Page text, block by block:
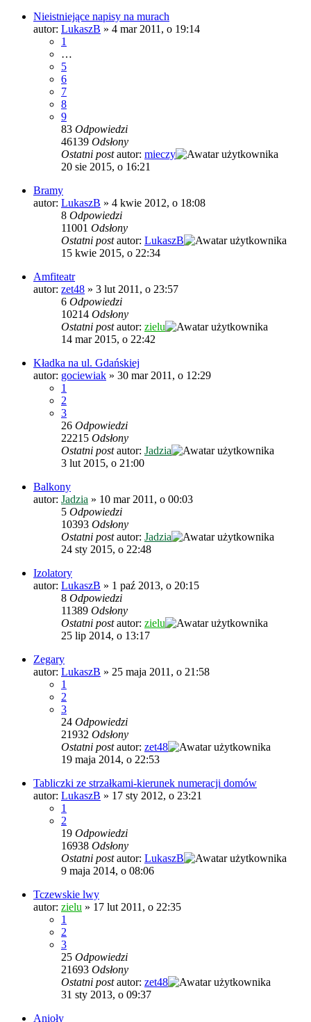
Nieistniejące napisy na murach
autor: LukaszB » 4 mar 2011, o 19:14
1
…
5
6
7
8
9
83 Odpowiedzi
46139 Odsłony
Ostatni postautor: mieczy
20 sie 2015, o 16:21
Bramy
autor: LukaszB » 4 kwie 2012, o 18:08
8 Odpowiedzi
11001 Odsłony
Ostatni postautor: LukaszB
15 kwie 2015, o 22:34
Amfiteatr
autor: zet48 » 3 lut 2011, o 23:57
6 Odpowiedzi
10214 Odsłony
Ostatni postautor: zielu
14 mar 2015, o 22:42
Kładka na ul. Gdańskiej
autor: gociewiak » 30 mar 2011, o 12:29
1
2
3
26 Odpowiedzi
22215 Odsłony
Ostatni postautor: Jadzia
3 lut 2015, o 21:00
Balkony
autor: Jadzia » 10 mar 2011, o 00:03
5 Odpowiedzi
10393 Odsłony
Ostatni postautor: Jadzia
24 sty 2015, o 22:48
Izolatory
autor: LukaszB » 1 paź 2013, o 20:15
8 Odpowiedzi
11389 Odsłony
Ostatni postautor: zielu
25 lip 2014, o 13:17
Zegary
autor: LukaszB » 25 maja 2011, o 21:58
1
2
3
24 Odpowiedzi
21932 Odsłony
Ostatni postautor: zet48
19 maja 2014, o 22:53
Tabliczki ze strzałkami-kierunek numeracji domów
autor: LukaszB » 17 sty 2012, o 23:21
1
2
19 Odpowiedzi
16938 Odsłony
Ostatni postautor: LukaszB
9 maja 2014, o 08:06
Tczewskie lwy
autor: zielu » 17 lut 2011, o 22:35
1
2
3
25 Odpowiedzi
21693 Odsłony
Ostatni postautor: zet48
31 sty 2013, o 09:37
Anioły